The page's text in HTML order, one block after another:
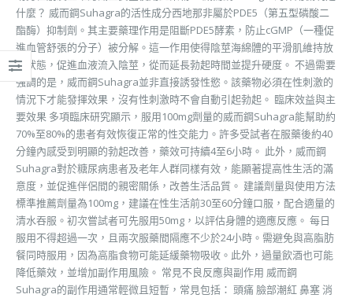
什麼？ 威而鋼Suhagra的活性成分西地那非屬於PDE5（第五型磷酸二
酯酶）抑制劑。其主要藥理作用是阻斷PDE5酵素，防止cGMP（一種促
進血管舒張的分子）被分解。這一作用使得陰莖海綿體的平滑肌維持放
鬆狀態，促進血液流入陰莖，從而延長勃起時間並提升硬度。 不過需要
強調的是，威而鋼Suhagra並非直接誘發性慾。該藥物必須在性刺激的
情況下才能發揮效果，沒有性刺激時不會自動引起勃起。 臨床效益與主
要效果 多項臨床研究顯示，服用100mg劑量的威而鋼Suhagra能幫助約
70%至80%的患者有效恢復正常的性交能力。許多受試者在服藥後約40
分鐘內感受到明顯的勃起改善，藥效可持續4至6小時。 此外，威而鋼
Suhagra對於糖尿病患者及老年人群同樣有效，能顯著提高性生活的滿
意度，並促進伴侶間的親密關係，改善生活品質。 建議劑量與使用方法
標準推薦劑量為100mg，建議在性生活前30至60分鐘口服，配合適量的
清水吞服。初次嘗試者可先服用50mg，以評估身體的適應反應。 每日
服用不得超過一次，且兩次服藥間隔應不少於24小時。需避免與高脂肪
餐同時服用，因為高脂食物可能延緩藥物吸收。此外，過量飲酒也可能
降低藥效，並增加副作用風險。 常見不良反應與副作用 威而鋼
Suhagra的副作用通常輕微且短暫，常見包括： 頭痛 臉部潮紅 鼻塞 消